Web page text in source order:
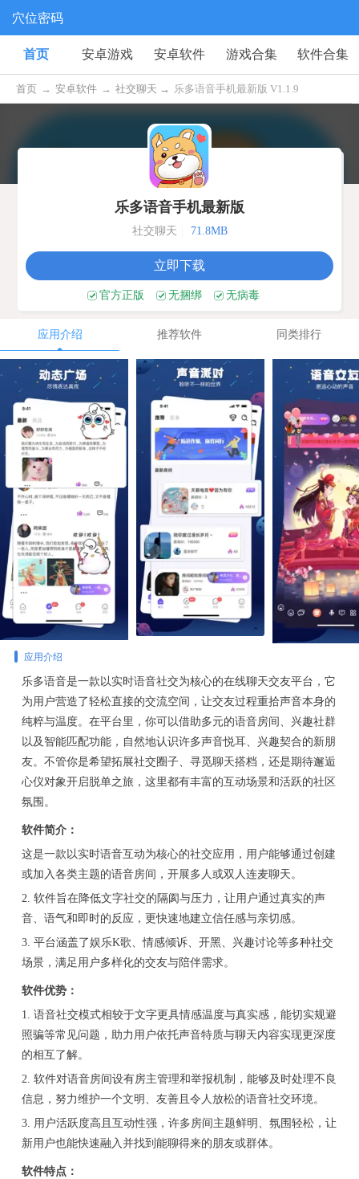
穴位密码
首页 安卓游戏 安卓软件 游戏合集 软件合集
首页 → 安卓软件 → 社交聊天 → 乐多语音手机最新版 V1.1.9
乐多语音手机最新版
社交聊天 71.8MB
立即下载
官方正版 无捆绑 无病毒
应用介绍 推荐软件 同类排行
应用介绍
乐多语音是一款以实时语音社交为核心的在线聊天交友平台，它
为用户营造了轻松直接的交流空间，让交友过程重拾声音本身的
纯粹与温度。在平台里，你可以借助多元的语音房间、兴趣社群
以及智能匹配功能，自然地认识许多声音悦耳、兴趣契合的新朋
友。不管你是希望拓展社交圈子、寻觅聊天搭档，还是期待邂逅
心仪对象开启脱单之旅，这里都有丰富的互动场景和活跃的社区
氛围。
软件简介：
这是一款以实时语音互动为核心的社交应用，用户能够通过创建
或加入各类主题的语音房间，开展多人或双人连麦聊天。
2. 软件旨在降低文字社交的隔阂与压力，让用户通过真实的声
音、语气和即时的反应，更快速地建立信任感与亲切感。
3. 平台涵盖了娱乐K歌、情感倾诉、开黑、兴趣讨论等多种社交
场景，满足用户多样化的交友与陪伴需求。
软件优势：
1. 语音社交模式相较于文字更具情感温度与真实感，能切实规避
照骗等常见问题，助力用户依托声音特质与聊天内容实现更深度
的相互了解。
2. 软件对语音房间设有房主管理和举报机制，能够及时处理不良
信息，努力维护一个文明、友善且令人放松的语音社交环境。
3. 用户活跃度高且互动性强，许多房间主题鲜明、氛围轻松，让
新用户也能快速融入并找到能聊得来的朋友或群体。
软件特点：